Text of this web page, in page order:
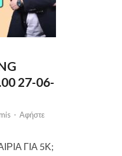
27-06-
- Αφήστε
ΓΙΑ 5Κ;